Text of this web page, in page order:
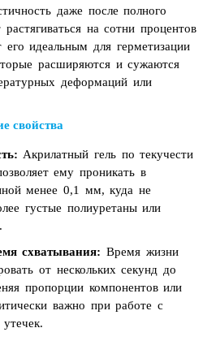
даже после полного
на сотни процентов
его идеальным для герметизации
расширяются и сужаются
деформаций или
свойства
Акрилатный гель по текучести
ему проникать в
менее 0,1 мм, куда не
густые полиуретаны или
схватывания: Время жизни
от нескольких секунд до
пропорции компонентов или
важно при работе с